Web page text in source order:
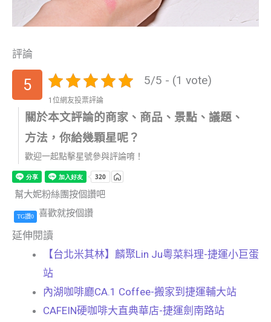
評論
5 5/5 - (1 vote)
1位網友投票評論
關於本文評論的商家、商品、景點、議題、
方法，你給幾顆星呢？
歡迎一起點擊星號參與評論唷！
幫大妮粉絲團按個讚吧
TG讚0 喜歡就按個讚
延伸閱讀
【台北米其林】麟聚Lin Ju粵菜料理-捷運小巨蛋
站
內湖咖啡廳CA.1 Coffee-搬家到捷運輔大站
CAFEIN硬咖啡大直典華店-捷運劍南路站